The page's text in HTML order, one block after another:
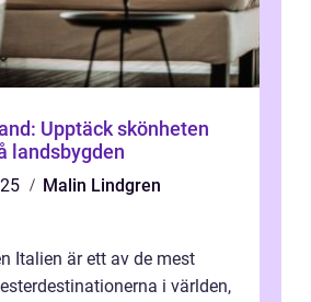
Upptäck skönheten
landsbygden
Malin Lindgren
Italien är ett av de mest
i världen,